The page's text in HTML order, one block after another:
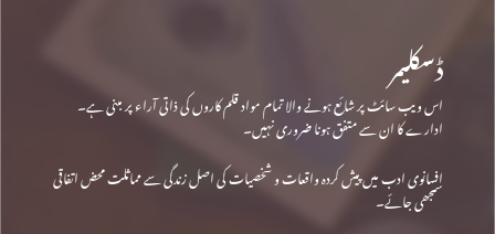
ڈسکلیمر
اس ویب سائٹ پر شائع ہونے والا تمام مواد قلم کاروں کی ذاتی آراء پر مبنی ہے۔
ادارے کا ان سے متفق ہونا ضروری نہیں۔
افسانوی ادب میں پیش کردہ واقعات و شخصیات کی اصل زندگی سے مماثلت محض اتفاقی
سمجھی جائے۔